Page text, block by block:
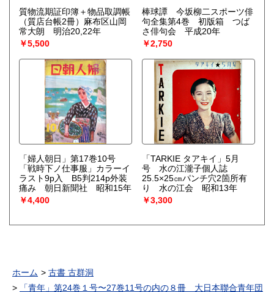
質物流期証印簿＋物品取調帳
（質店台帳2冊）麻布区山岡
常大朗 明治20,22年
￥5,500
棒球譚 今坂柳二スポーツ俳
句全集第4巻 初版箱 つば
さ俳句会 平成20年
￥2,750
「婦人朝日」第17巻10号
「戦時下ノ仕事服」カラーイ
ラスト9p入 B5判214p外装
痛み 朝日新聞社 昭和15年
￥4,400
「TARKIE タアキイ」5月
号 水の江瀧子個人誌
25.5×25㎝パンチ穴2箇所有
り 水の江会 昭和13年
￥3,300
ホーム
古書 古群洞
「青年」第24巻１号〜27巻11号の内の８冊 大日本聯合青年団